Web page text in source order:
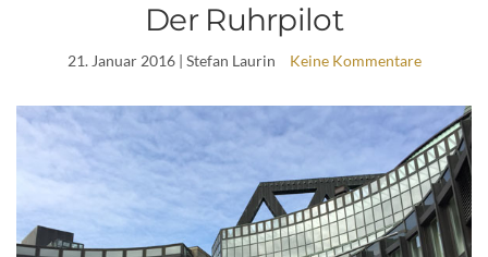
Der Ruhrpilot
21. Januar 2016| Stefan Laurin Keine Kommentare